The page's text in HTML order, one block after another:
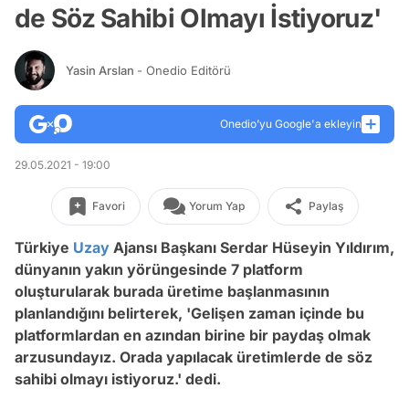
de Söz Sahibi Olmayı İstiyoruz'
Yasin Arslan - Onedio Editörü
Onedio’yu Google'a ekleyin
29.05.2021 - 19:00
Favori Yorum Yap Paylaş
Türkiye Uzay Ajansı Başkanı Serdar Hüseyin Yıldırım,
dünyanın yakın yörüngesinde 7 platform
oluşturularak burada üretime başlanmasının
planlandığını belirterek, 'Gelişen zaman içinde bu
platformlardan en azından birine bir paydaş olmak
arzusundayız. Orada yapılacak üretimlerde de söz
sahibi olmayı istiyoruz.' dedi.